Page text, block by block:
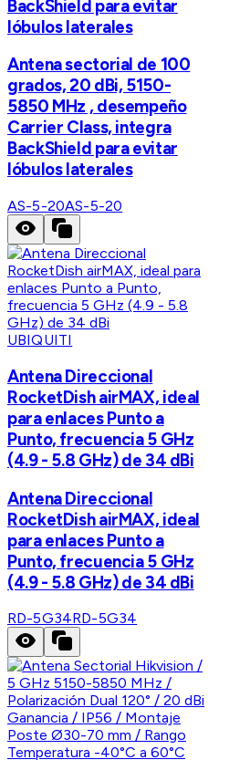
BackShield para evitar
lóbulos laterales
Antena sectorial de 100
grados, 20 dBi, 5150-
5850 MHz , desempeño
Carrier Class, integra
BackShield para evitar
lóbulos laterales
AS-5-20AS-5-20
UBIQUITI
Antena Direccional
RocketDish airMAX, ideal
para enlaces Punto a
Punto, frecuencia 5 GHz
(4.9 - 5.8 GHz) de 34 dBi
Antena Direccional
RocketDish airMAX, ideal
para enlaces Punto a
Punto, frecuencia 5 GHz
(4.9 - 5.8 GHz) de 34 dBi
RD-5G34RD-5G34